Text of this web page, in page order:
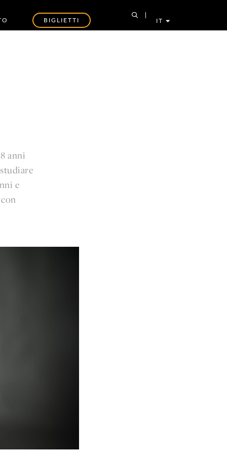
BIGLIETTI IT
anni
e